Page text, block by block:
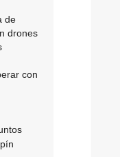
de
drones
con